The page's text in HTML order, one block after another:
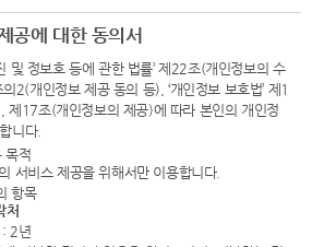
공에 대한 동의서
및 정보호 등에 관한 법률’ 제22조(개인정보의 수
2(개인정보 제공 동의 등), ‘개인정보 보호법’ 제1
제17조(개인정보의 제공)에 따라 본인의 개인정
니다.
목적
서비스 제공을 위해서만 이용합니다.
항목
처
: 2년